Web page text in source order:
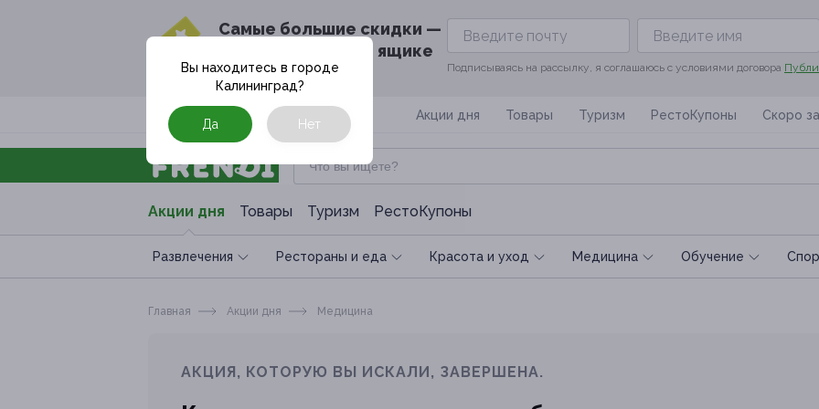
Cамые большие скидки —
в твоём почтовом ящике
Подписываясь на рассылку, я соглашаюсь с условиями договора
Москва Акции дня Товары Туризм РестоКупоны Скоро
Акции дня Товары Туризм РестоКупоны
Развлечения Рестораны и еда Красота и уход Медицина Обучение
Вы находитесь в городе
Калининград?
Да Нет
Главная Акции дня Медицина
АКЦИЯ, КОТОРУЮ ВЫ ИСКАЛИ, ЗАВЕРШЕНА.